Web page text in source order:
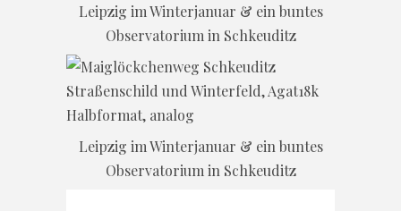
Leipzig im Winterjanuar & ein buntes
Observatorium in Schkeuditz
Leipzig im Winterjanuar & ein buntes
Observatorium in Schkeuditz